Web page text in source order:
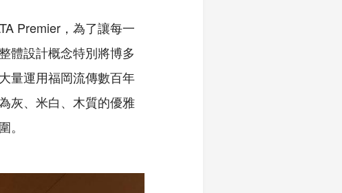
Premier，為了讓每一
體設計概念特別將博多
量運用福岡流傳數百年
灰、米白、木質的優雅